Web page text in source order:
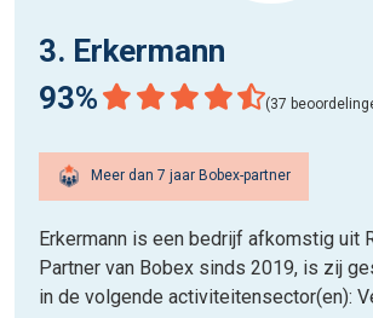
3. Erkermann
93%
(37
Meer dan 7 jaar Bobex-partner
Erkermann is een bedrijf afkomstig uit
Partner van Bobex sinds 2019, is zij
in de volgende activiteitensector(en):